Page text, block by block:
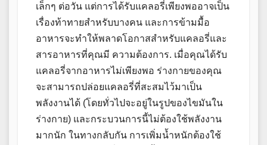
เล็กๆ ต่อวัน แต่การได้รับแคลอรี่เพียงพออาจเป็น
เรื่องท้าทายสำหรับบางคน และการข้ามมื้อ
อาหารจะทำให้พลาดโอกาสสำหรับแคลอรี่และ
สารอาหารที่คุณมี ความต้องการ. เมื่อคุณได้รับ
แคลอรี่จากอาหารไม่เพียงพอ ร่างกายของคุณ
จะสามารถปล่อยแคลอรี่ที่สะสมไว้มาเป็น
พลังงานได้ (โดยทั่วไปจะอยู่ในรูปของไขมันใน
ร่างกาย) และกระบวนการนี้ไม่ต้องใช้พลังงาน
มากนัก ในทางกลับกัน การเพิ่มน้ำหนักต้องใช้